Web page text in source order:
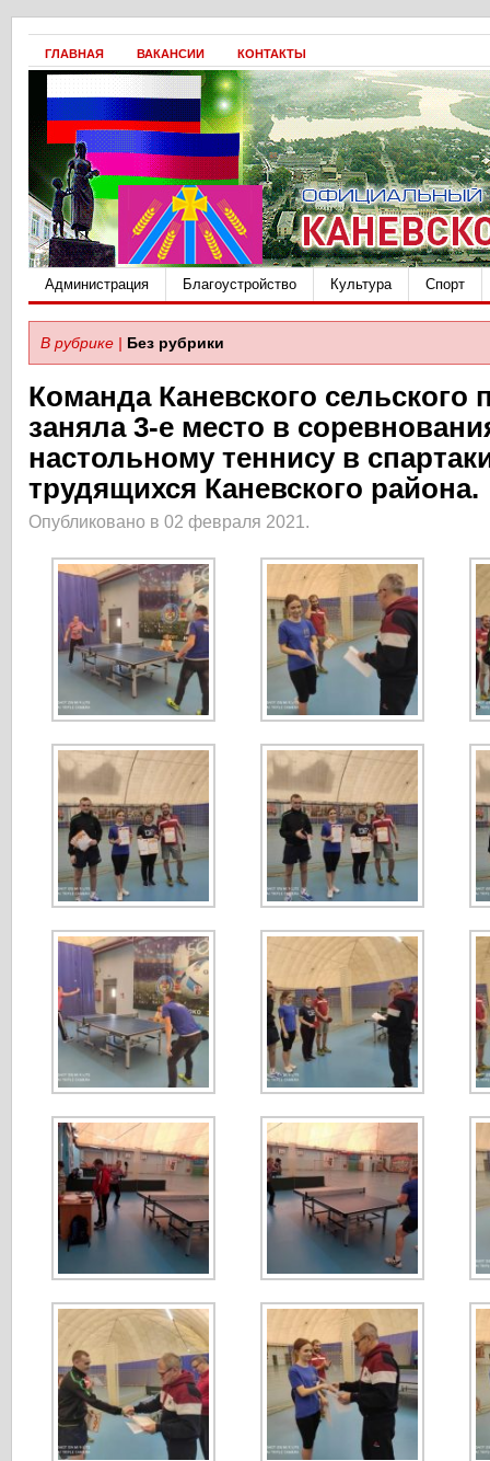
ГЛАВНАЯ ВАКАНСИИ КОНТАКТЫ
Администрация Благоустройство Культура Спорт
В рубрике | Без рубрики
Команда Каневского сельского
заняла 3-е место в
настольному теннису в
трудящихся Каневского района.
Опубликовано в 02 февраля 2021.